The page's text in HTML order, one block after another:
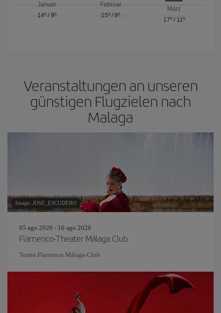
Januar
14º /9º
Februar
15º / 9º
März
17º/ 11º
Veranstaltungen an unseren
günstigen Flugzielen nach
Malaga
Image: JOSE_ESCUDERO
05 ago 2026 - 16 ago 2026
Flamenco-Theater Málaga Club
Teatro Flamenco Málaga Club